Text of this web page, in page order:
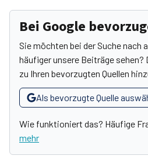
Bei Google
Sie möchten bei der Suche nach
häufiger unsere Beiträge sehen?
zu Ihren bevorzugten Quellen
Als bevorzugte Quelle
Wie funktioniert das? Häufige
mehr